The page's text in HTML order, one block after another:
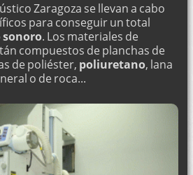
Zaragoza se llevan a cabo
para conseguir un total
. Los materiales de
compuestos de planchas de
de poliéster, poliuretano, lana
o de roca...